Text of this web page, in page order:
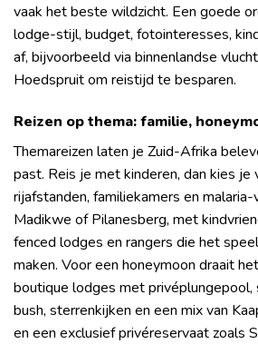
vaak het beste wildzicht. Een goede
lodge-stijl, budget, fotointeresses,
af, bijvoorbeeld via binnenlandse
Hoedspruit om reistijd te besparen.
Reizen op thema: familie,
Themareizen laten je Zuid-Afrika
past. Reis je met kinderen, dan kies je
rijafstanden, familiekamers en
Madikwe of Pilanesberg, met
fenced lodges en rangers die het
maken. Voor een honeymoon draait
boutique lodges met privéplungepool,
bush, sterrenkijken en een mix van
en een exclusief privéreservaat zoals